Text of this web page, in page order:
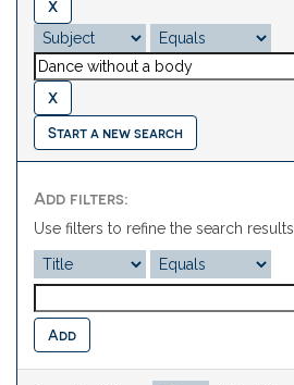
Start a new search
Add filters:
Use filters to refine the search results.